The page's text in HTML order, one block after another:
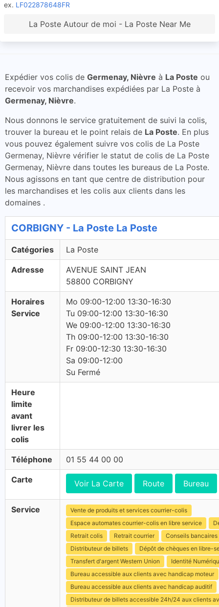
ex. LF022878648FR
La Poste Autour de moi - La Poste Near Me
Expédier vos colis de Germenay, Nièvre à La Poste ou
recevoir vos marchandises expédiées par La Poste à
Germenay, Nièvre.
Nous donnons le service gratuitement de suivi la colis,
trouver la bureau et le point relais de La Poste. En plus
vous pouvez également suivre vos colis de La Poste
Germenay, Nièvre vérifier le statut de colis de La Poste
Germenay, Nièvre dans toutes les bureaus de La Poste.
Nous agissons en tant que centre de distribution pour
les marchandises et les colis aux clients dans les
domaines .
CORBIGNY - La Poste La Poste
Catégories La Poste
Adresse
AVENUE SAINT JEAN
58800 CORBIGNY
Horaires
Service
Mo 09:00-12:00 13:30-16:30
Tu 09:00-12:00 13:30-16:30
We 09:00-12:00 13:30-16:30
Th 09:00-12:00 13:30-16:30
Fr 09:00-12:30 13:30-16:30
Sa 09:00-12:00
Su Fermé
Heure
limite
avant
livrer les
colis
Téléphone 01 55 44 00 00
Carte Voir La Carte Route Bureau
Service
Vente de produits et services courrier-colis
Espace automates courrier-colis en libre service
Retrait colis
Retrait courrier
Conseils bancaires
Distributeur de billets
Dépôt de chèques en libre-
Transfert d'argent Western Union
Identité
Bureau accessible aux clients avec handicap moteur
Bureau accessible aux clients avec handicap auditif
Distributeur de billets accessible 24h/24 aux clients